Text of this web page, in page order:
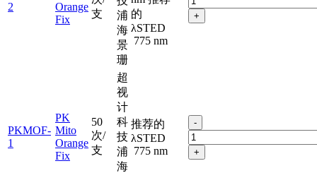
2
Orange
Fix
支
浦
海
景
珊
的
λSTED
775 nm
+
PKMOF-
1
PK
Mito
Orange
Fix
50
次/
支
超
视
计
科
技
浦
海
推荐的
λSTED
775 nm
-
+